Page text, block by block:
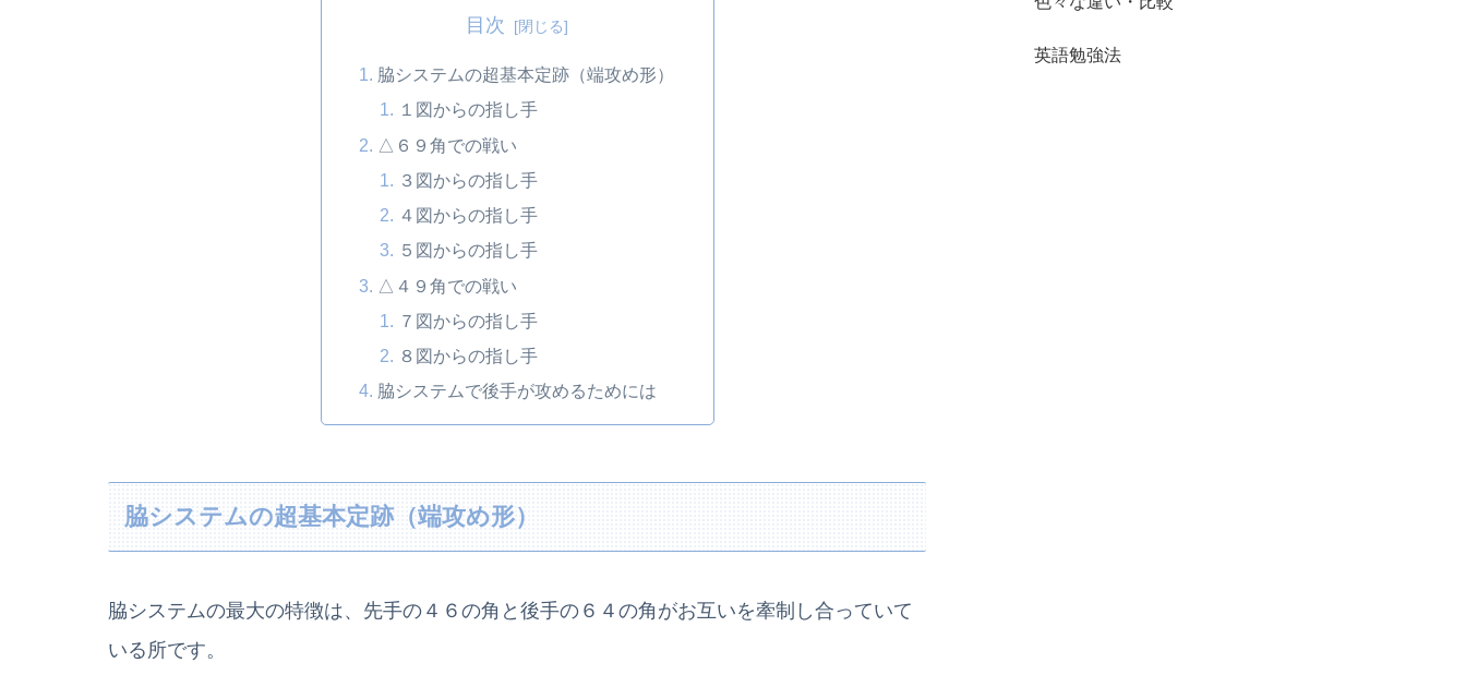
目次
脇システムの超基本定跡（端攻め形）
１図からの指し手
△６９角での戦い
３図からの指し手
４図からの指し手
５図からの指し手
△４９角での戦い
７図からの指し手
８図からの指し手
脇システムで後手が攻めるためには
脇システムの超基本定跡（端攻め形）
脇システムの最大の特徴は、先手の４６の角と後手の６４の角がお互いを牽制し合っていて
いる所です。
英語勉強法